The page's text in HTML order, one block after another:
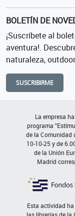
BOLETÍN DE
¡Suscríbete al
aventura!.
naturaleza,
SUSCRIBIRME
La empresa
programa
de la Comunidad
10-10-25 y de
de la Unión
Madrid
Esta actividad